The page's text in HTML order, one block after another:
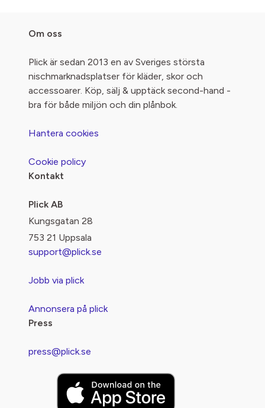
Om oss
Plick är sedan 2013 en av Sveriges största
nischmarknadsplatser för kläder, skor och
accessoarer. Köp, sälj & upptäck second-hand -
bra för både miljön och din plånbok.
Hantera cookies
Cookie policy
Kontakt
Plick AB
Kungsgatan 28
753 21 Uppsala
support@plick.se
Jobb via plick
Annonsera på plick
Press
press@plick.se